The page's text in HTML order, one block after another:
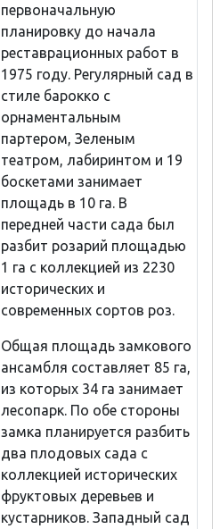
первоначальную
планировку до начала
реставрационных работ в
1975 году. Регулярный сад в
стиле барокко с
орнаментальным
партером, Зеленым
театром, лабиринтом и 19
боскетами занимает
площадь в 10 га. В
передней части сада был
разбит розарий площадью
1 га с коллекцией из 2230
исторических и
современных сортов роз.
Общая площадь замкового
ансамбля составляет 85 га,
из которых 34 га занимает
лесопарк. По обе стороны
замка планируется разбить
два плодовых сада с
коллекцией исторических
фруктовых деревьев и
кустарников. Западный сад